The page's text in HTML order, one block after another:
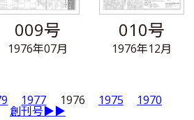
009号
1976年07月
010号
1976年12月
1977 1976 1975 1970
創刊号▶▶